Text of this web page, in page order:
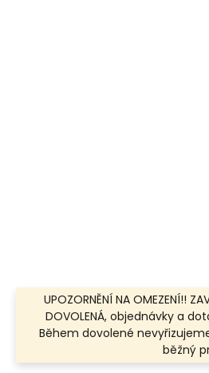
UPOZORNĚNÍ NA OMEZENÍ!!
DOVOLENÁ, objednávky a
Během dovolené
běžný